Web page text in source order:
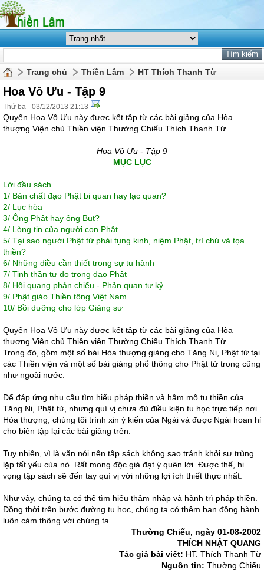
Trang chủ Thiền Lâm HT Thích Thanh Từ
Hoa Vô Ưu - Tập 9
Thứ ba - 03/12/2013 21:13
Quyển Hoa Vô Ưu này được kết tập từ các bài giảng của Hòa
thượng Viện chủ Thiền viện Thường Chiếu Thích Thanh Từ.
Hoa Vô Ưu - Tập 9
MỤC LỤC
Lời đầu sách
1/ Bản chất đạo Phật bi quan hay lạc quan?
2/ Lục hòa
3/ Ông Phật hay ông Bụt?
4/ Lòng tin của người con Phật
5/ Tại sao người Phật tử phải tụng kinh, niệm Phật, trì chú và tọa
thiền?
6/ Những điều cần thiết trong sự tu hành
7/ Tinh thần tự do trong đạo Phật
8/ Hồi quang phản chiếu - Phản quan tự kỷ
9/ Phật giáo Thiền tông Việt Nam
10/ Bồi dưỡng cho lớp Giảng sư
Quyển Hoa Vô Ưu này được kết tập từ các bài giảng của Hòa
thượng Viện chủ Thiền viện Thường Chiếu Thích Thanh Từ.
Trong đó, gồm một số bài Hòa thượng giảng cho Tăng Ni, Phật tử tại
các Thiền viện và một số bài giảng phổ thông cho Phật tử trong cũng
như ngoài nước.
Để đáp ứng nhu cầu tìm hiểu pháp thiền và hâm mộ tu thiền của
Tăng Ni, Phật tử, nhưng quí vị chưa đủ điều kiện tu học trực tiếp nơi
Hòa thượng, chúng tôi trình xin ý kiến của Ngài và được Ngài hoan hỉ
cho biên tập lại các bài giảng trên.
Tuy nhiên, vì là văn nói nên tập sách không sao tránh khỏi sự trùng
lặp tất yếu của nó. Rất mong độc giả đạt ý quên lời. Được thế, hi
vọng tập sách sẽ đến tay quí vị với những lợi ích thiết thực nhất.
Như vậy, chúng ta có thể tìm hiểu thâm nhập và hành trì pháp thiền.
Đồng thời trên bước đường tu học, chúng ta có thêm bạn đồng hành
luôn cảm thông với chúng ta.
Thường Chiếu, ngày 01-08-2002
THÍCH NHẬT QUANG
Tác giả bài viết: HT. Thích Thanh Từ
Nguồn tin: Thường Chiếu